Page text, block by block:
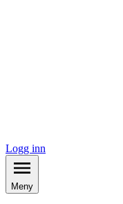
Logg inn
Meny